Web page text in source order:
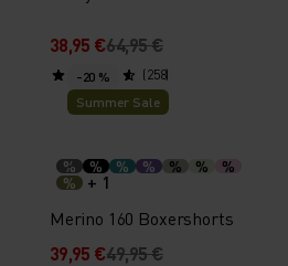
38,95 €64,95 €
(258)
-20 %
Summer Sale
% % % % % %
%
%
+ 1
Merino 160 Boxershorts
39,95 €49,95 €